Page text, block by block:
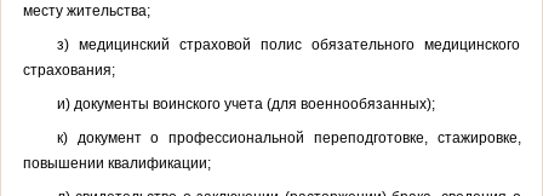
месту жительства;
з) медицинский страховой полис обязательного медицинского
страхования;
и) документы воинского учета (для военнообязанных);
к) документ о профессиональной переподготовке, стажировке,
повышении квалификации;